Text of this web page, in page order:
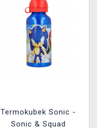
Termokubek Sonic -
Sonic & Squad